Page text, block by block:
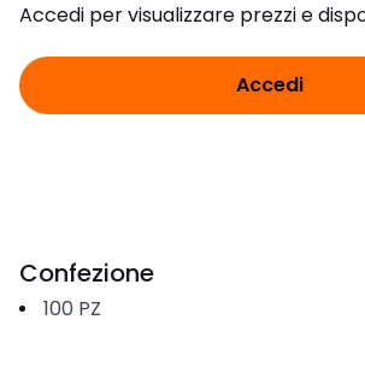
Accedi per visualizzare prezzi e
Accedi
Confezione
100 PZ